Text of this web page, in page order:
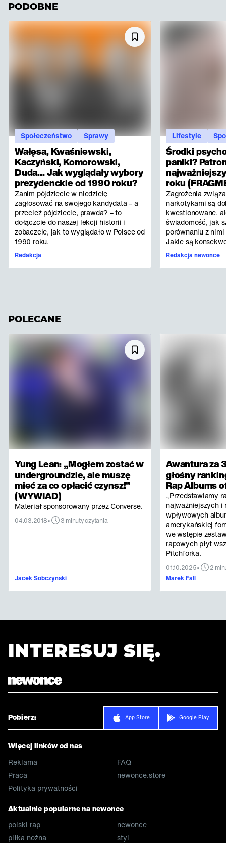
PODOBNE
Wałęsa, Kwaśniewski,
Kaczyński, Komorowski,
Duda… Jak wyglądały wybory
prezydenckie od 1990 roku?
Zanim pójdziecie w niedzielę
zagłosować na swojego kandydata – a
przecież pójdziecie, prawda? – to
dołączcie do naszej lekcji historii i
zobaczcie, jak to wyglądało w Polsce od
1990 roku.
Redakcja
Społeczeństwo Sprawy
Środki
paniki?
roku
Zagrożenia
narkotykami są
kwestionowane,
świadomość, jak
porównaniu z
Jakie są
Redakcja newonce
Lifestyle
POLECANE
Yung Lean: „Mogłem zostać w
undergroundzie, ale muszę
mieć za co opłacić czynsz!”
(WYWIAD)
Materiał sponsorowany przez Converse.
04.03.2018• 3 minuty czytania
Jacek Sobczyński
Awantura za
głośny
Rap Albums
„Przedstawiamy
najważniejszych i
wpływowych
amerykańskiej
we wstępie
rapowych płyt
Pitchforka.
01.10.2025•
2
Marek Fall
INTERESUJ SIĘ.
Pobierz: App Store Google Play
Więcej linków od nas
Reklama
Praca
Polityka prywatności
FAQ
newonce.store
Aktualnie popularne na newonce
polski rap
piłka nożna
newonce
styl